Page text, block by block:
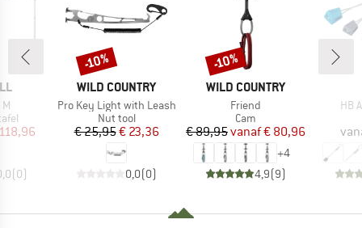
prijs
(0)
MERK
WILD COUNTRY
Artikel
Pro Key Light with Leash
Productgroep
Nut tool
Prijs
€ 25,95Verlaagde prijs
€ 23,36
0,0(0)
Korting
-10%
MERK
WILD COUNTRY
Artikel
Friend
Productgroep
Cam
Prijs
€ 89,95 Verlaagde prijs
vanaf€ 80,96
+4
4,9(9)
Korting
-10%
HB